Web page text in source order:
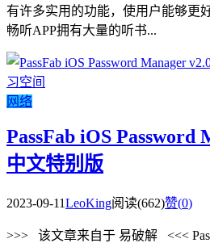
有许多实用的功能，使用户能够更
畅听APP拥有大量的听书...
网络
PassFab iOS Password
中文特别版
2023-09-11LeoKing阅读(662)赞(0)
>>> 该文章来自于 易破解 <<<